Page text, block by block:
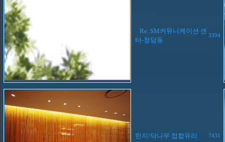
Re..SM커뮤니케이션 센
터-청담동
3394
한지/닥나무 접합유리 7431